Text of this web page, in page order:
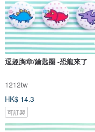
逗趣胸章/鑰匙圈 -恐龍來了
1212tw
HK$ 14.3
可訂製